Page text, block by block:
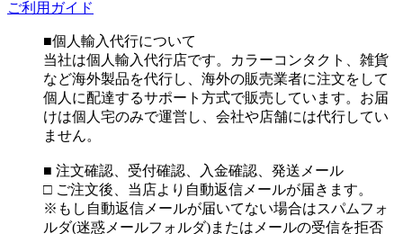
ご利用ガイド
■個人輸入代行について
当社は個人輸入代行店です。カラーコンタクト、雑貨
など海外製品を代行し、海外の販売業者に注文をして
個人に配達するサポート方式で販売しています。お届
けは個人宅のみで運営し、会社や店舗には代行してい
ません。
■ 注文確認、受付確認、入金確認、発送メール
□ ご注文後、当店より自動返信メールが届きます。
※もし自動返信メールが届いてない場合はスパムフォ
ルダ(迷惑メールフォルダ)またはメールの受信を拒否